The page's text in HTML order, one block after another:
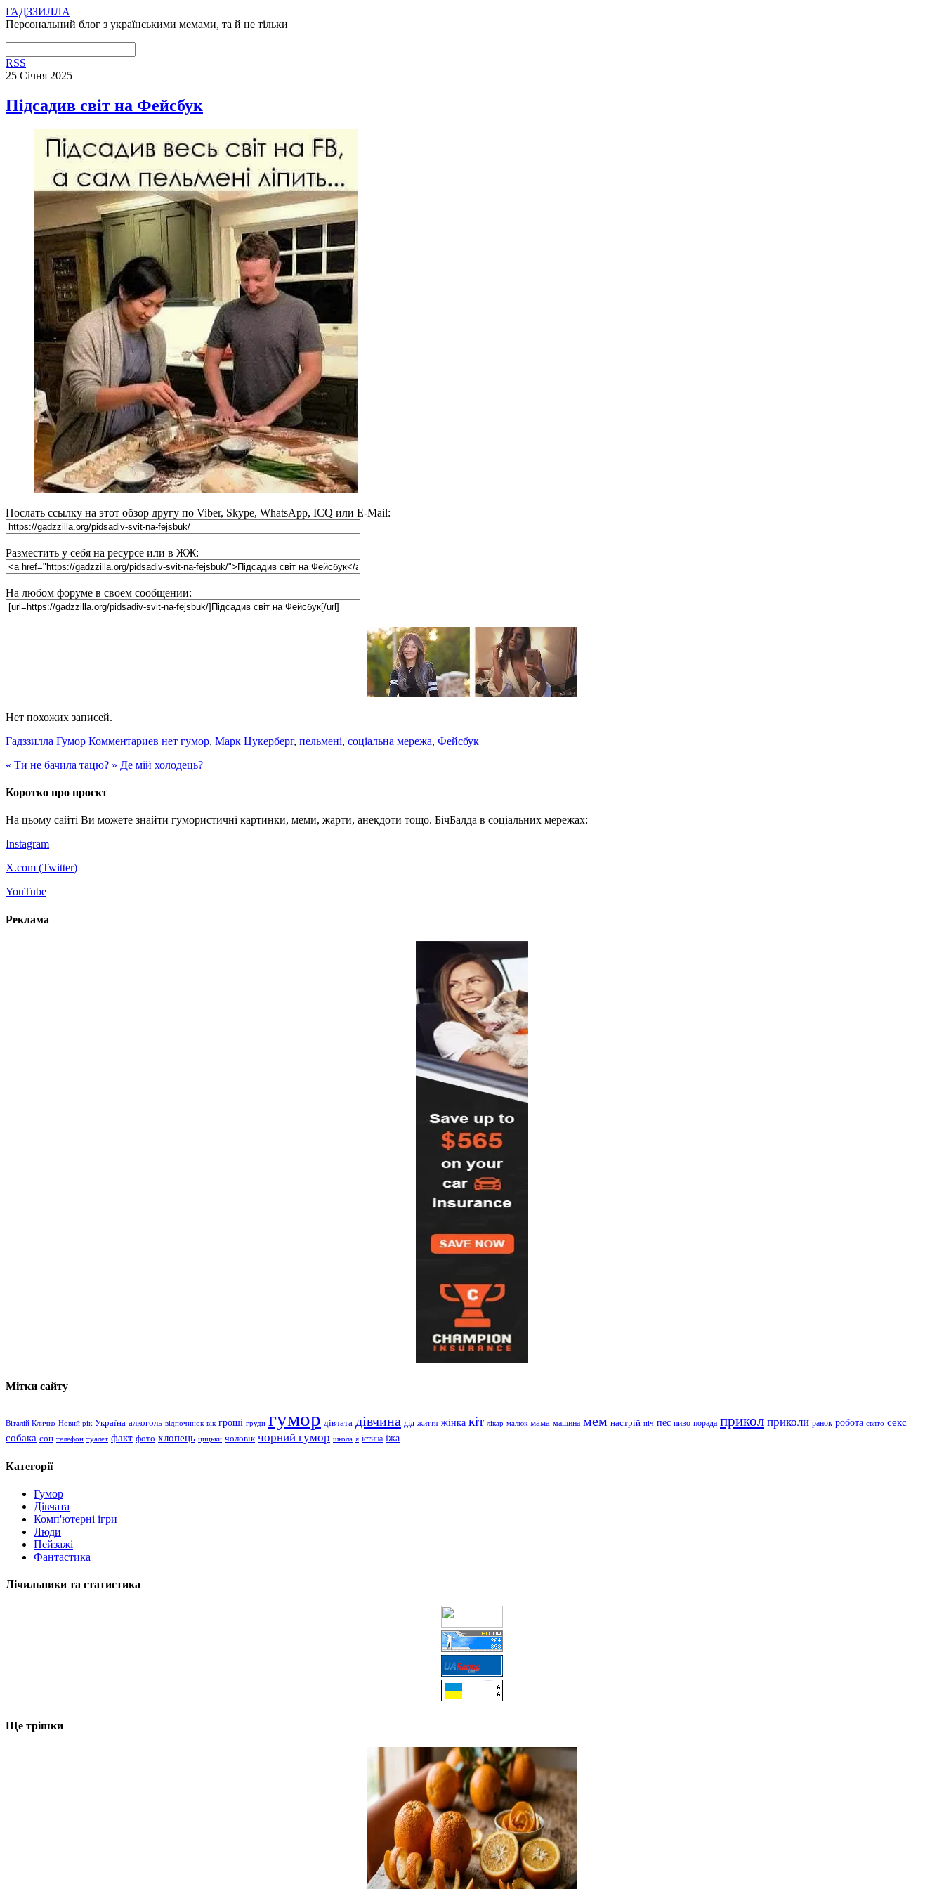
ГАДЗЗИЛЛА
Персональний блог з українськими мемами, та й не тільки
RSS
25 Січня 2025
Підсадив світ на Фейсбук
Послать ссылку на этот обзор другу по Viber, Skype, WhatsApp, ICQ или E-Mail:
Разместить у себя на ресурсе или в ЖЖ:
На любом форуме в своем сообщении:
Нет похожих записей.
Гадззилла Гумор Комментариев нет гумор, Марк Цукерберг, пельмені, соціальна мережа, Фейсбук
« Ти не бачила тацю? » Де мій холодець?
Коротко про проєкт
На цьому сайті Ви можете знайти гумористичні картинки, меми, жарти, анекдоти тощо. БічБалда в соціальних мережах:
Instagram
X.com (Twitter)
YouTube
Реклама
Мітки сайту
Віталій Кличко Новий рік Україна алкоголь відпочинок вік гроші груди гумор дівчата дівчина дід життя жінка кіт лікар малюк мама машина мем настрій ніч пес пиво порада прикол приколи ранок робота свято секс
собака сон телефон туалет факт фото хлопець цицьки чоловік чорний гумор школа я істина їжа
Категорії
Гумор
Дівчата
Комп'ютерні ігри
Люди
Пейзажі
Фантастика
Лічильники та статистика
Ще трішки